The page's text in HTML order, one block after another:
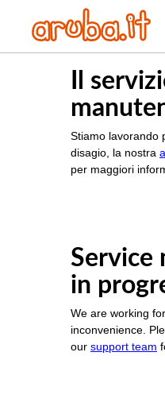
Il
Stiamo lavorando
disagio, la nostra
per maggiori
Service
in
We are working
inconvenience.
our support team